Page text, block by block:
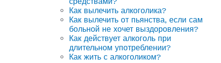
Как вылечить алкоголика?
Как вылечить от пьянства, если сам
больной не хочет выздоровления?
Как действует алкоголь при
длительном употреблении?
Как жить с алкоголиком?